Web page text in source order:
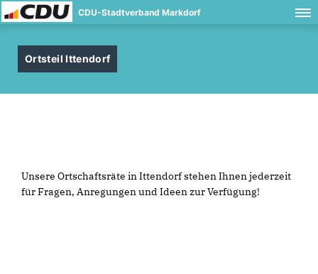
CDU-Stadtverband Markdorf
Ortsteil Ittendorf
Unsere Ortschaftsräte in Ittendorf stehen Ihnen jederzeit
für Fragen, Anregungen und Ideen zur Verfügung!